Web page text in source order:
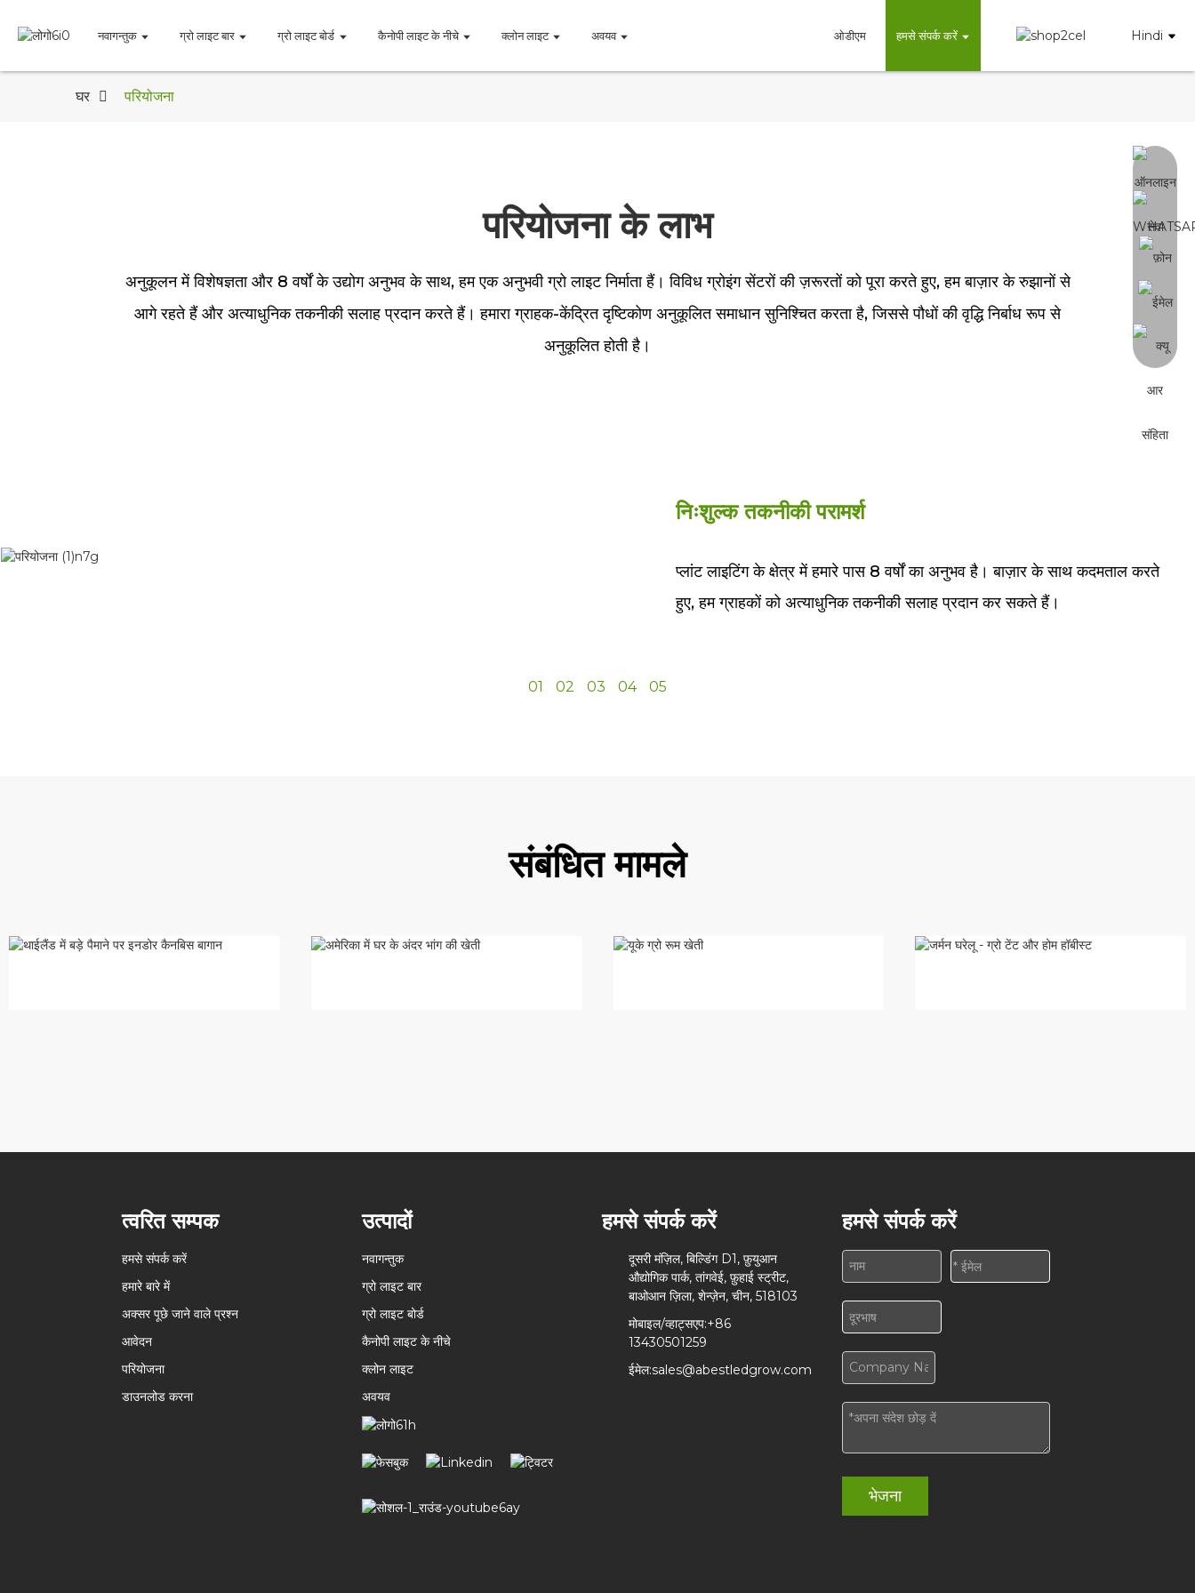
नवागन्तुक ग्रो लाइट बार ग्रो लाइट बोर्ड कैनोपी लाइट के नीचे क्लोन लाइट अवयव ओडीएम हमसे संपर्क करें Hindi
घर परियोजना
परियोजना के लाभ
अनुकूलन में विशेषज्ञता और 8 वर्षों के उद्योग अनुभव के साथ, हम एक अनुभवी ग्रो लाइट निर्माता हैं। विविध ग्रोइंग सेंटरों की ज़रूरतों को पूरा करते हुए, हम बाज़ार के रुझानों से
आगे रहते हैं और अत्याधुनिक तकनीकी सलाह प्रदान करते हैं। हमारा ग्राहक-केंद्रित दृष्टिकोण अनुकूलित समाधान सुनिश्चित करता है, जिससे पौधों की वृद्धि निर्बाध रूप से
अनुकूलित होती है।
निःशुल्क तकनीकी परामर्श
प्लांट लाइटिंग के क्षेत्र में हमारे पास 8 वर्षों का अनुभव है। बाज़ार के साथ कदमताल करते
हुए, हम ग्राहकों को अत्याधुनिक तकनीकी सलाह प्रदान कर सकते हैं।
01 02 03 04 05
संबंधित मामले
त्वरित सम्पक
हमसे संपर्क करें
हमारे बारे में
अक्सर पूछे जाने वाले प्रश्न
आवेदन
परियोजना
डाउनलोड करना
उत्पादों
नवागन्तुक
ग्रो लाइट बार
ग्रो लाइट बोर्ड
कैनोपी लाइट के नीचे
क्लोन लाइट
अवयव
हमसे संपर्क करें
दूसरी मंज़िल, बिल्डिंग D1, फ़ुयुआन
औद्योगिक पार्क, तांगवेई, फ़ुहाई स्ट्रीट,
बाओआन ज़िला, शेन्ज़ेन, चीन, 518103
मोबाइल/व्हाट्सएप:+86
13430501259
ईमेल:sales@abestledgrow.com
हमसे संपर्क करें
भेजना